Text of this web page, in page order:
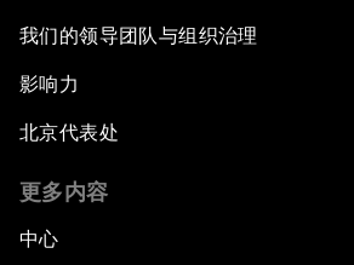
我们的领导团队与组织治理
影响力
北京代表处
更多内容
中心